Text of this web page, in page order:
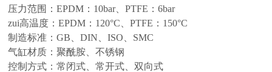
压力范围：EPDM：10bar、PTFE：6bar
zui高温度：EPDM：120°C、PTFE：150°C
制造标准：GB、DIN、ISO、SMC
气缸材质：聚酰胺、不锈钢
控制方式：常闭式、常开式、双向式